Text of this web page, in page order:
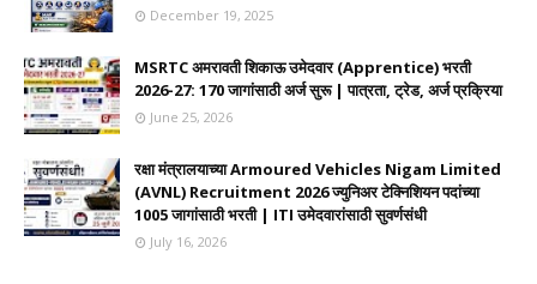
December 19, 2025
MSRTC अमरावती शिकाऊ उमेदवार (Apprentice) भरती
2026-27: 170 जागांसाठी अर्ज सुरू | पात्रता, ट्रेड, अर्ज प्रक्रिया
June 25, 2026
रक्षा मंत्रालयाच्या Armoured Vehicles Nigam Limited
(AVNL) Recruitment 2026 ज्युनिअर टेक्निशियन पदांच्या
1005 जागांसाठी भरती | ITI उमेदवारांसाठी सुवर्णसंधी
July 16, 2026